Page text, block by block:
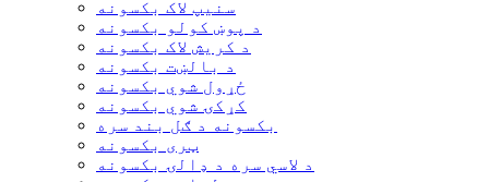
سنیپ لاک بکسونه
د پوښ کولو بکسونه
د کریش لاک بکسونه
د بالښت بکسونه
ځړول شوي بکسونه
کړکۍ شوي بکسونه
بکسونه د ګل بند سره
ټری بکسونه
د لاسي سره د ډالۍ بکسونه